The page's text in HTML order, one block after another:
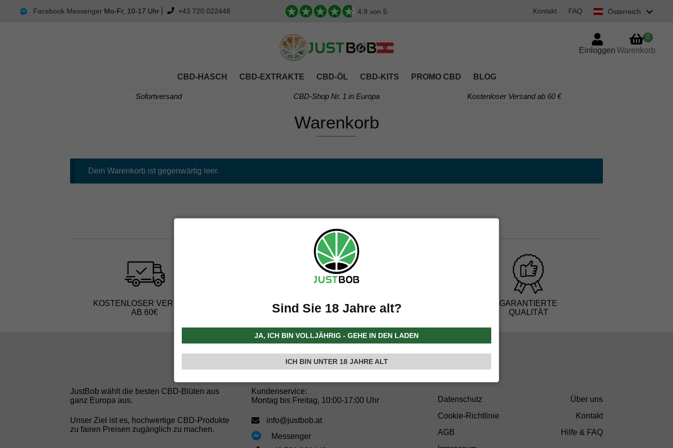
Facebook Messenger Mo-Fr, 10-17 Uhr +43 720 022448 4.9 von 5 Österreich
Kontakt FAQ
CBD-HASCH CBD-EXTRAKTE CBD-ÖL CBD-KITS PROMO CBD BLOG
Einloggen Warenkorb
0
Sofortversand CBD-Shop Nr. 1 in Europa Kostenloser Versand ab 60 €
Warenkorb
Dein Warenkorb ist gegenwärtig leer.
KOSTENLOSER VERSAND
AB 60€
EXPRESS
SENDUNG
NEUTRALER
VERSAND
GARANTIERTE
QUALITÄT
JustBob wählt die besten CBD-Blüten aus
ganz Europa aus.
Unser Ziel ist es, hochwertige CBD-Produkte
zu fairen Preisen zugänglich zu machen.
Kundenservice:
Montag bis Freitag, 10:00-17:00 Uhr
info@justbob.at
Messenger
Datenschutz
Cookie-Richtlinie
AGB
Über uns
Kontakt
Hilfe & FAQ
Sind Sie 18 Jahre alt?
JA, ICH BIN VOLLJÄHRIG - GEHE IN DEN LADEN
ICH BIN UNTER 18 JAHRE ALT